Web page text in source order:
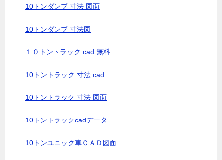
10トンダンプ 寸法 図面
10トンダンプ 寸法図
１０トントラック cad 無料
10トントラック 寸法 cad
10トントラック 寸法 図面
10トントラックcadデータ
10トンユニック車ＣＡＤ図面